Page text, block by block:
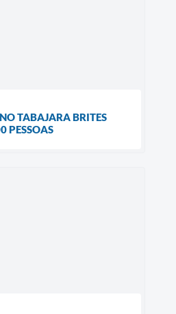
TABAJARA BRITES
PESSOAS